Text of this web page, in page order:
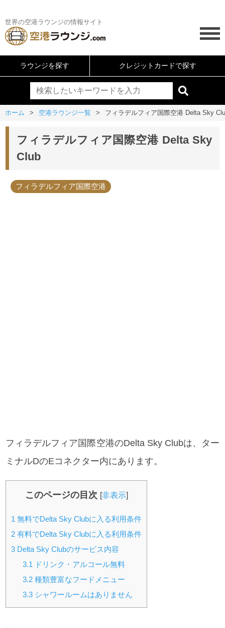
世界の空港ラウンジの情報サイト
ラウンジを探す クレジットカードで探す
ホーム 空港ラウンジ一覧 フィラデルフィア国際空港 Delta Sky
フィラデルフィア国際空港 Delta Sky
Club
フィラデルフィア国際空港
フィラデルフィア国際空港のDelta Sky Clubは、ター
ミナルDのEコネクター内にあります。
このページの目次 [非表示]
1 無料でDelta Sky Clubに入る利用条件
2 有料でDelta Sky Clubに入る利用条件
3 Delta Sky Clubのサービス内容
3.1 ドリンク・アルコール無料
3.2種類豊富なフードメニュー
3.3シャワールームはありません